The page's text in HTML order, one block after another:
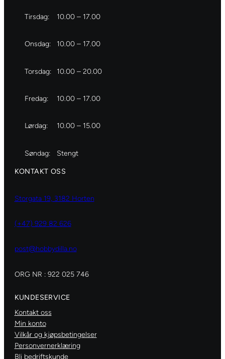
Tirsdag: 10.00 – 17.00
Onsdag: 10.00 – 17.00
Torsdag: 10.00 – 20.00
Fredag: 10.00 – 17.00
Lørdag: 10.00 – 15.00
Søndag: Stengt
KONTAKT OSS
Storgata 19, 3182 Horten
(+47) 929 82 626
post@hobbydilla.no
ORG NR : 922 025 746
KUNDESERVICE
Kontakt oss
Min konto
Vilkår og kjøpsbetingelser
Personvernerklæring
Bli bedriftskunde